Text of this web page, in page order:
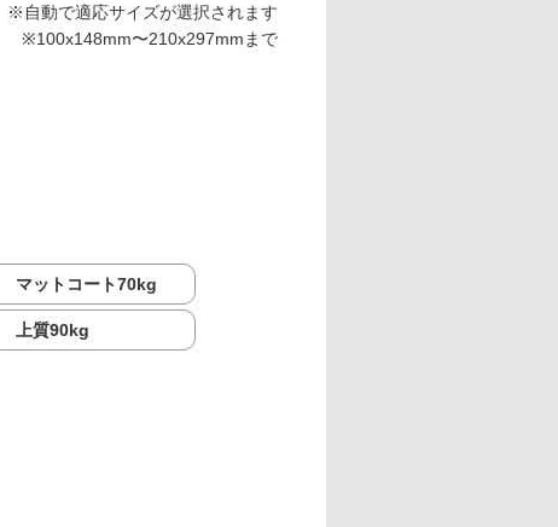
※自動で適応サイズが選択されます
※100x148mm〜210x297mmまで
マットコート70kg
上質90kg